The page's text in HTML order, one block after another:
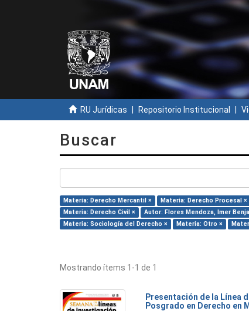
RU Jurídicas Repositorio Institucional
Buscar
Materia: Derecho Mercantil × Materia: Derecho Procesal ×
Materia: Derecho Civil ×
Autor: Flores Mendoza, Imer
Materia: Sociología del Derecho ×
Materia: Otro ×
Mostrando ítems 1-1 de 1
Presentación de la Línea
Posgrado en Derecho en